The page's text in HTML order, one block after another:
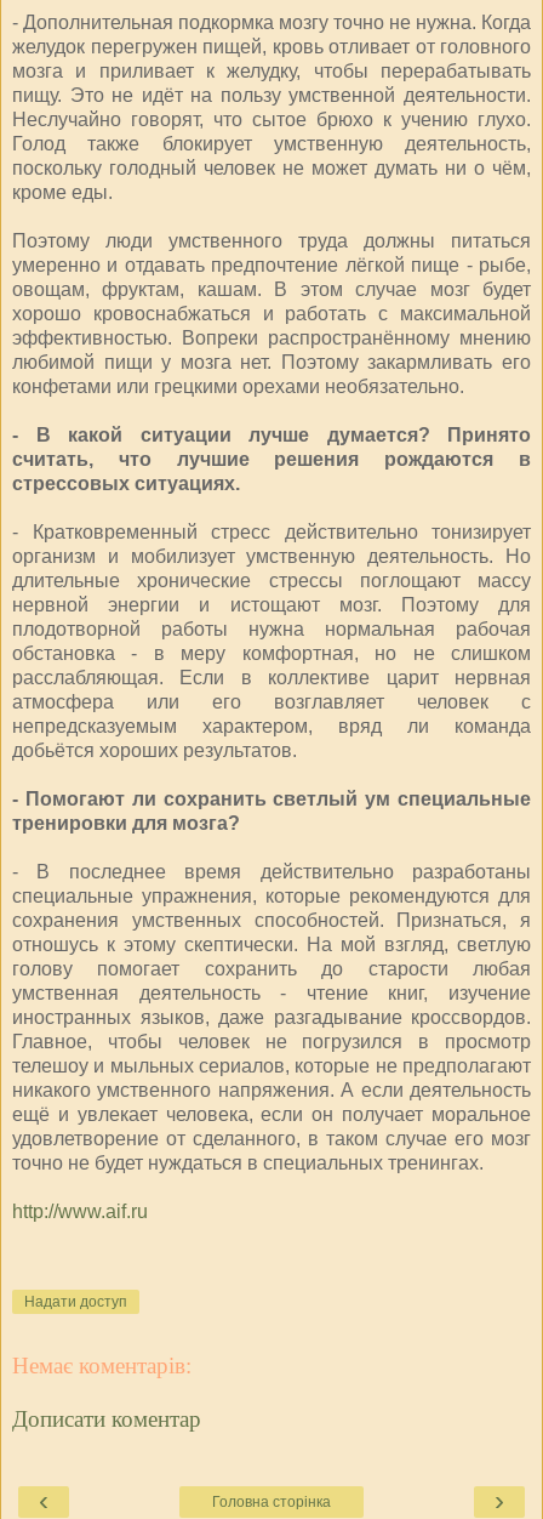
- Дополнительная подкормка мозгу точно не нужна. Когда
желудок перегружен пищей, кровь отливает от головного
мозга и приливает к желудку, чтобы перерабатывать
пищу. Это не идёт на пользу умственной деятельности.
Неслучайно говорят, что сытое брюхо к учению глухо.
Голод также блокирует умственную деятельность,
поскольку голодный человек не может думать ни о чём,
кроме еды.
Поэтому люди умственного труда должны питаться
умеренно и отдавать предпочтение лёгкой пище - рыбе,
овощам, фруктам, кашам. В этом случае мозг будет
хорошо кровоснабжаться и работать с максимальной
эффективностью. Вопреки распространённому мнению
любимой пищи у мозга нет. Поэтому закармливать его
конфетами или грецкими орехами необязательно.
- В какой ситуации лучше думается? Принято
считать, что лучшие решения рождаются в
стрессовых ситуациях.
- Кратковременный стресс действительно тонизирует
организм и мобилизует умственную деятельность. Но
длительные хронические стрессы поглощают массу
нервной энергии и истощают мозг. Поэтому для
плодотворной работы нужна нормальная рабочая
обстановка - в меру комфортная, но не слишком
расслабляющая. Если в коллективе царит нервная
атмосфера или его возглавляет человек с
непредсказуемым характером, вряд ли команда
добьётся хороших результатов.
- Помогают ли сохранить светлый ум специальные
тренировки для мозга?
- В последнее время действительно разработаны
специальные упражнения, которые рекомендуются для
сохранения умственных способностей. Признаться, я
отношусь к этому скептически. На мой взгляд, светлую
голову помогает сохранить до старости любая
умственная деятельность - чтение книг, изучение
иностранных языков, даже разгадывание кроссвордов.
Главное, чтобы человек не погрузился в просмотр
телешоу и мыльных сериалов, которые не предполагают
никакого умственного напряжения. А если деятельность
ещё и увлекает человека, если он получает моральное
удовлетворение от сделанного, в таком случае его мозг
точно не будет нуждаться в специальных тренингах.
http://www.aif.ru
Надати доступ
Немає коментарів:
Дописати коментар
‹ ›
Головна сторінка